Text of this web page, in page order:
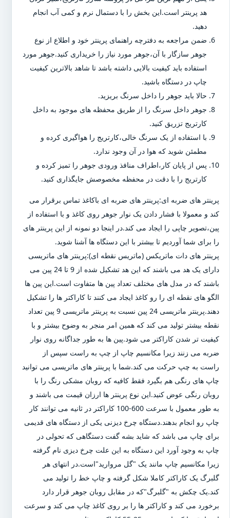
هد پرینتر است.این بخش را با دستمال نرم و کمی آب انجام
دهید.
ضمن مراجعه به دفترچه راهنمای پرینتر خود و اطلاع از نوع
جوهر سازگار با آن،جوهر مورد نیاز را خریداری کنید.جوهر مورد
استفاده باید کیفیت بالایی داشته باشد تا شاهد بالاترین کیفیت
چاپ در دستگاه باشید.
حالا باید جوهر را داخل سرنگ بریزید.
جوهر داخل سرنگ را از طریق محفظه های موجود به داخل
کارتریج تزریق کنید.
با استفاده از یک سرنگ خالی،کارتریج را هواگیری کرده و
مطمئن شوید که هوا در آن وجود ندارد.
پس از پایان کار،اطراف منافذ ورودی جوهر را تمیز کرده و
کارتریج را با دقت در محفظه مخصوصش جایگذاری کنید.
پرینتر های ضربه ای:پرینتر های ضربه ای باکاغذ تماس برقرار می
کند و معمولا با فشار دادن یک نوار جوهر روی کاغذ و با استفاده از
پین،تصویر چاپی را ایجاد می کند.در اینجا دو نمونه از این پرینتر های
را برای شما آوردیم تا بیشتر با این دستگاه ها آشنا شوید.
پرینتر های دات ماتریکس (ماتریس نقطه ای):پرینتر های ماتریسی
دارای یک هد می باشند که این هد تشکیل شده از 9 تا 24 پین می
باشند که در مدل های مختلف تعداد پین ها متفاوت است.این پین ها
الگو های نقطه ای را رو کاغذ ایجاد می کنند تا کاراکتر ها را تشکیل
دهند.پرینتر ماتریسی 24 پین نسبت به پرینتر ماتریسی 9 پین تعداد
نقطه بیشتر تولید می کند که همین امر منجر به وضوح بیشتر و با
کیفیت تر شدن کاراکتر می شود.پین ها به طور جداگانه روی نوار
ضربه می زنند زیرا مکانسیم چاپ از چپ به راست سپس از
راست به چپ حرکت می کند.شما با پرینتر های ماتریسی می توانید
چاپ های رنگی هم بگیرد فقط کافیه که روبان مشکی رنگ را با
روبان رنگی عوض کنید.این نوع پرینتر ها ارزان قیمت می باشند و
به طور معمول با سرعت 600-100 کاراکتر در ثانیه می توانند کار
چاپ رو انجام بدهند.دستگاه چرخ دیزنی یکی از دستگاه های قدیمی
برای چاپ می باشد که شاید بشه گفت دستگاهی که تحولی در
چاپ به وجود آورد این دستگاه به این علت چرخ دیزی نام گرفته
زیرا مکانسیم چاپ مانند یک "گل مروارید"است.در انتهای هر
گلبرگ یک کاراکتر کاملا شکل گرفته و چاپ خط را تولید می
کند.یک چکش به "گلبرگ"که در مقابل روبان جوهر قرار دارد
برخورد می کند و کاراکتر ها را بر روی کاغذ چاپ می کند و سرعت